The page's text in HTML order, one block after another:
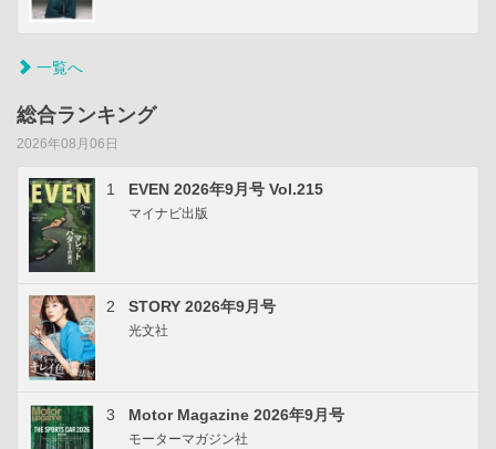
一覧へ
総合ランキング
2026年08月06日
1 EVEN 2026年9月号 Vol.215
マイナビ出版
2 STORY 2026年9月号
光文社
3 Motor Magazine 2026年9月号
モーターマガジン社